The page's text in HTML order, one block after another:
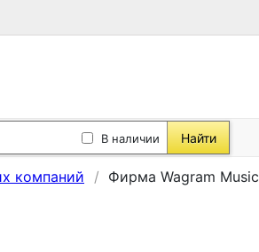
В наличии Найти
компаний Фирма Wagram Music